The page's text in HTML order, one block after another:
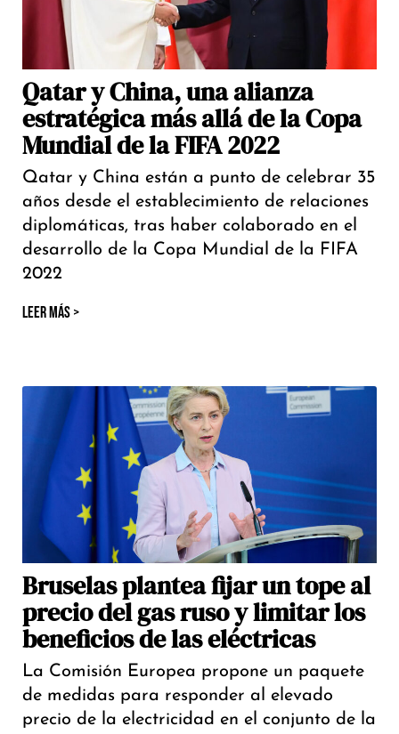
Qatar y China, una alianza
estratégica más allá de la Copa
Mundial de la FIFA 2022
Qatar y China están a punto de celebrar 35
años desde el establecimiento de relaciones
diplomáticas, tras haber colaborado en el
desarrollo de la Copa Mundial de la FIFA
2022
LEER MÁS >
Bruselas plantea fijar un tope al
precio del gas ruso y limitar los
beneficios de las eléctricas
La Comisión Europea propone un paquete
de medidas para responder al elevado
precio de la electricidad en el conjunto de la